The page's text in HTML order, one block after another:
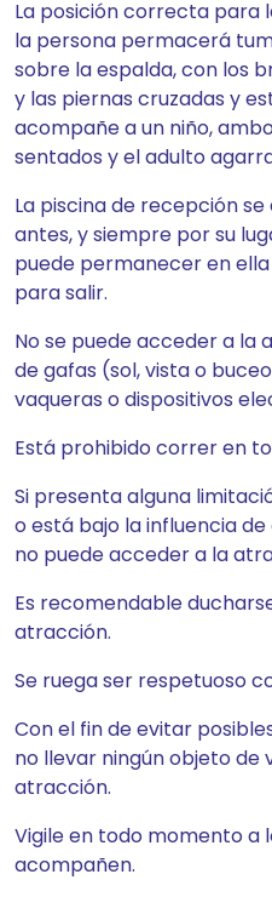
La posición correcta para
la persona permacerá
sobre la espalda, con los
y las piernas cruzadas y
acompañe a un niño,
sentados y el adulto
La piscina de recepción
antes, y siempre por su
puede permanecer en
para salir.
No se puede acceder a la
de gafas (sol, vista o
vaqueras o dispositivos
Está prohibido correr en
Si presenta alguna
o está bajo la influencia
no puede acceder a la
Es recomendable
atracción.
Se ruega ser respetuoso
Con el fin de evitar
no llevar ningún objeto de
atracción.
Vigile en todo momento a
acompañen.